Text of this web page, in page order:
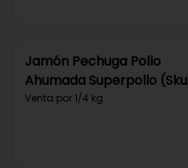
Jamón Pechuga Pollo
Ahumada Superpollo (Sku
116)
Venta por 1/4 kg.